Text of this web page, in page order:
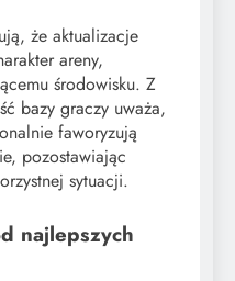
że aktualizacje
areny,
środowisku. Z
bazy graczy uważa,
faworyzują
pozostawiając
sytuacji.
najlepszych